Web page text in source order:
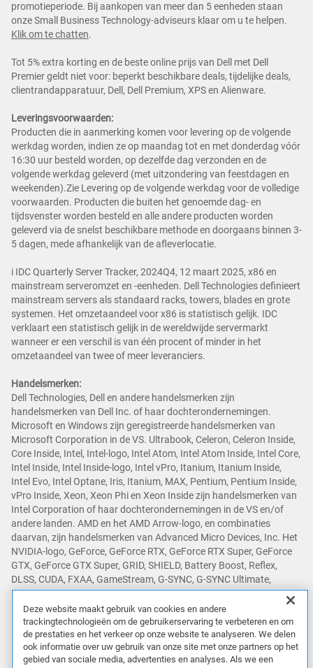
promotieperiode. Bij aankopen van meer dan 5 eenheden staan
onze Small Business Technology-adviseurs klaar om u te helpen.
Klik om te chatten.
Tot 5% extra korting en de beste online prijs van Dell met Dell
Premier geldt niet voor: beperkt beschikbare deals, tijdelijke deals,
clientrandapparatuur, Dell, Dell Premium, XPS en Alienware.
Leveringsvoorwaarden:
Producten die in aanmerking komen voor levering op de volgende
werkdag worden, indien ze op maandag tot en met donderdag vóór
16:30 uur besteld worden, op dezelfde dag verzonden en de
volgende werkdag geleverd (met uitzondering van feestdagen en
weekenden).Zie Levering op de volgende werkdag voor de volledige
voorwaarden. Producten die buiten het genoemde dag- en
tijdsvenster worden besteld en alle andere producten worden
geleverd via de snelst beschikbare methode en doorgaans binnen 3-
5 dagen, mede afhankelijk van de afleverlocatie.
i IDC Quarterly Server Tracker, 2024Q4, 12 maart 2025, x86 en
mainstream serveromzet en -eenheden. Dell Technologies definieert
mainstream servers als standaard racks, towers, blades en grote
systemen. Het omzetaandeel voor x86 is statistisch gelijk. IDC
verklaart een statistisch gelijk in de wereldwijde servermarkt
wanneer er een verschil is van één procent of minder in het
omzetaandeel van twee of meer leveranciers.
Handelsmerken:
Dell Technologies, Dell en andere handelsmerken zijn
handelsmerken van Dell Inc. of haar dochterondernemingen.
Microsoft en Windows zijn geregistreerde handelsmerken van
Microsoft Corporation in de VS. Ultrabook, Celeron, Celeron Inside,
Core Inside, Intel, Intel-logo, Intel Atom, Intel Atom Inside, Intel Core,
Intel Inside, Intel Inside-logo, Intel vPro, Itanium, Itanium Inside,
Intel Evo, Intel Optane, Iris, Itanium, MAX, Pentium, Pentium Inside,
vPro Inside, Xeon, Xeon Phi en Xeon Inside zijn handelsmerken van
Intel Corporation of haar dochterondernemingen in de VS en/of
andere landen. AMD en het AMD Arrow-logo, en combinaties
daarvan, zijn handelsmerken van Advanced Micro Devices, Inc. Het
NVIDIA-logo, GeForce, GeForce RTX, GeForce RTX Super, GeForce
GTX, GeForce GTX Super, GRID, SHIELD, Battery Boost, Reflex,
DLSS, CUDA, FXAA, GameStream, G-SYNC, G-SYNC Ultimate,
NVLINK, ShadowPlay, SLI, TXAA, PhysX, GeForce Experience,
GeForce NOW, Maxwell, Pascal en Turing zijn handelsmerken en/of
geregistreerde handelsmerken van NVIDIA Corporation in de VS en
andere landen. Snapdragon is een handelsmerk of gedeponeerd
handelsmerk van Qualcomm Incorporated. Andere handelsmerken
kunnen handelsmerken zijn van hun respectieve eigenaren.
Deze website maakt gebruik van cookies en andere
trackingtechnologieën om de gebruikerservaring te verbeteren en om
de prestaties en het verkeer op onze website te analyseren. We delen
ook informatie over uw gebruik van onze site met onze partners op het
gebied van sociale media, advertenties en analyses. Als we een